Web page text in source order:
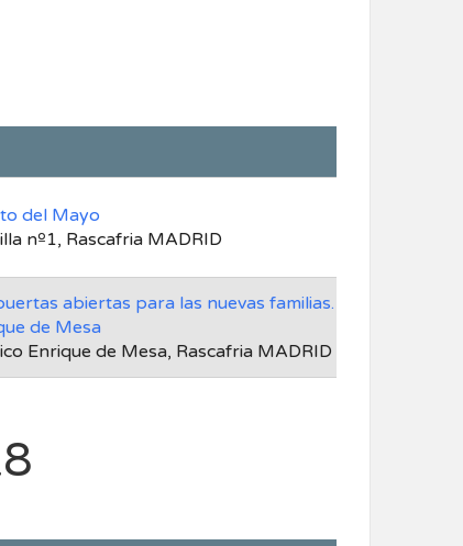
del Mayo
nº1, Rascafria MADRID
abiertas para las nuevas familias.
de Mesa
Enrique de Mesa, Rascafria MADRID